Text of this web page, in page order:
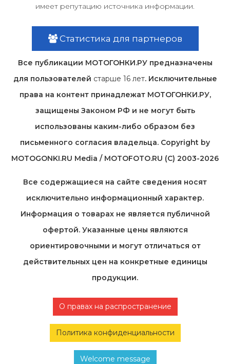
имеет репутацию источника информации.
Статистика для партнеров
Все публикации МОТОГОНКИ.РУ предназначены
для пользователей старше 16 лет. Исключительные
права на контент принадлежат МОТОГОНКИ.РУ,
защищены Законом РФ и не могут быть
использованы каким-либо образом без
письменного согласия владельца. Copyright by
MOTOGONKI.RU Media / MOTOFOTO.RU (C) 2003-2026
Все содержащиеся на cайте сведения носят
исключительно информационный характер.
Информация о товарах не является публичной
офертой. Указанные цены являются
ориентировочными и могут отличаться от
действительных цен на конкретные единицы
продукции.
О правах на распространение
Политика конфиденциальности
Welcome message